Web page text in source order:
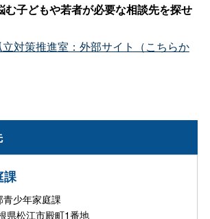
む子どもや若者が必要な相談先を探せ
対策推進室：外部サイト（こちらか
課
少年家庭課
松江市殿町1番地